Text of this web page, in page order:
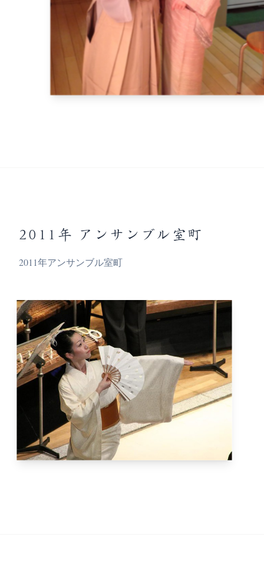
2011年 アンサンブル室町
2011年アンサンブル室町